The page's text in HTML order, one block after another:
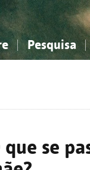
Pesquisa
que se